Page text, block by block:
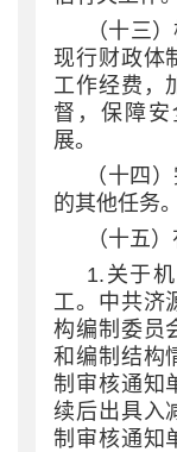
（十三
现行财政体
工作经费，
督，保障
展。
（十四
的其他任务。
（十五）
1.关于
工。中共济
构编制委员
和编制结构
制审核通知
续后出具入
制审核通知